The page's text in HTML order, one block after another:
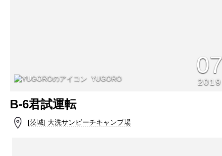
YUGORO 2019
B-6君試運転
[茨城] 大洗サンビーチキャンプ場